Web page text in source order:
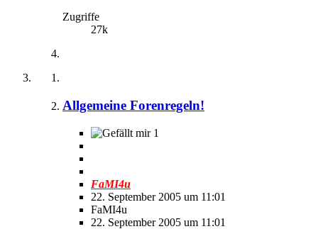
Zugriffe
27k
Allgemeine Forenregeln!
1
FaMI4u
22. September 2005 um 11:01
FaMI4u
22. September 2005 um 11:01